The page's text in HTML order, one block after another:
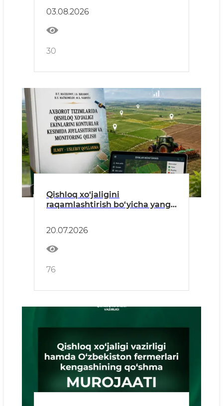
03.08.2026
30
Qishloq xo‘jaligini
raqamlashtirish bo‘yicha yangi
20.07.2026
76